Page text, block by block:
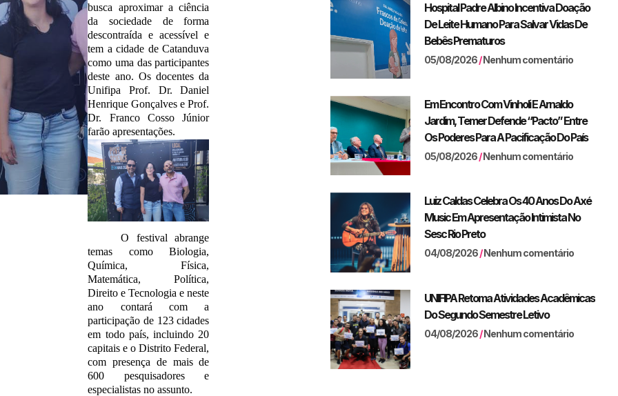
busca aproximar a ciência
da sociedade de forma
descontraída e acessível e
tem a cidade de Catanduva
como uma das participantes
deste ano. Os docentes da
Unifipa Prof. Dr. Daniel
Henrique Gonçalves e Prof.
Dr. Franco Cosso Júnior
farão apresentações.
O festival abrange
temas como Biologia,
Química, Física,
Matemática, Política,
Direito e Tecnologia e neste
ano contará com a
participação de 123 cidades
em todo país, incluindo 20
capitais e o Distrito Federal,
com presença de mais de
600 pesquisadores e
especialistas no assunto.
Hospital Padre Albino Incentiva Doação
De Leite Humano Para Salvar Vidas De
Bebês Prematuros
05/08/2026 Nenhum comentário
Em Encontro Com Vinholi E Arnaldo
Jardim, Temer Defende “pacto” Entre
Os Poderes Para A Pacificação Do País
05/08/2026 Nenhum comentário
Luiz Caldas Celebra Os 40 Anos Do Axé
Music Em Apresentação Intimista No
Sesc Rio Preto
04/08/2026 Nenhum comentário
UNIFIPA Retoma Atividades Acadêmicas
Do Segundo Semestre Letivo
04/08/2026 Nenhum comentário